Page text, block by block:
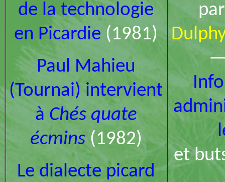
de la technologie
en Picardie (1981)
Paul Mahieu
(Tournai) intervient
à Chés quate
écmins(1982)
Le dialecte picard
et